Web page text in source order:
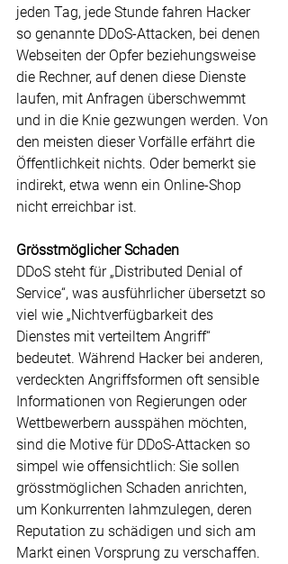
jeden Tag, jede Stunde fahren Hacker
so genannte DDoS-Attacken, bei denen
Webseiten der Opfer beziehungsweise
die Rechner, auf denen diese Dienste
laufen, mit Anfragen überschwemmt
und in die Knie gezwungen werden. Von
den meisten dieser Vorfälle erfährt die
Öffentlichkeit nichts. Oder bemerkt sie
indirekt, etwa wenn ein Online-Shop
nicht erreichbar ist.
Grösstmöglicher Schaden
DDoS steht für „Distributed Denial of
Service“, was ausführlicher übersetzt so
viel wie „Nichtverfügbarkeit des
Dienstes mit verteiltem Angriff“
bedeutet. Während Hacker bei anderen,
verdeckten Angriffsformen oft sensible
Informationen von Regierungen oder
Wettbewerbern ausspähen möchten,
sind die Motive für DDoS-Attacken so
simpel wie offensichtlich: Sie sollen
grösstmöglichen Schaden anrichten,
um Konkurrenten lahmzulegen, deren
Reputation zu schädigen und sich am
Markt einen Vorsprung zu verschaffen.